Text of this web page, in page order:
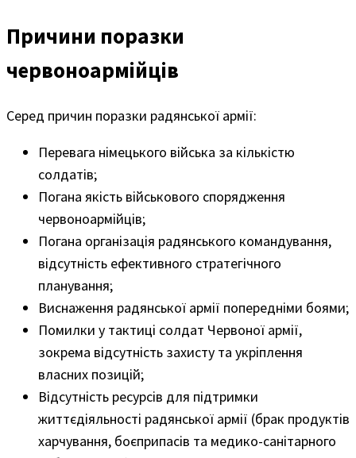
Причини поразки
червоноармійців
Серед причин поразки радянської армії:
Перевага німецького війська за кількістю
солдатів;
Погана якість військового спорядження
червоноармійців;
Погана організація радянського командування,
відсутність ефективного стратегічного
планування;
Виснаження радянської армії попередніми боями;
Помилки у тактиці солдат Червоної армії,
зокрема відсутність захисту та укріплення
власних позицій;
Відсутність ресурсів для підтримки
життєдіяльності радянської армії (брак продуктів
харчування, боєприпасів та медико-санітарного